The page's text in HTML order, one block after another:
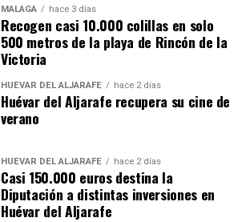
MÁLAGA hace 3 días
Recogen casi 10.000 colillas en solo
500 metros de la playa de Rincón de la
Victoria
HUÉVAR DEL ALJARAFE hace 2 días
Huévar del Aljarafe recupera su cine de
verano
HUÉVAR DEL ALJARAFE hace 2 días
Casi 150.000 euros destina la
Diputación a distintas inversiones en
Huévar del Aljarafe